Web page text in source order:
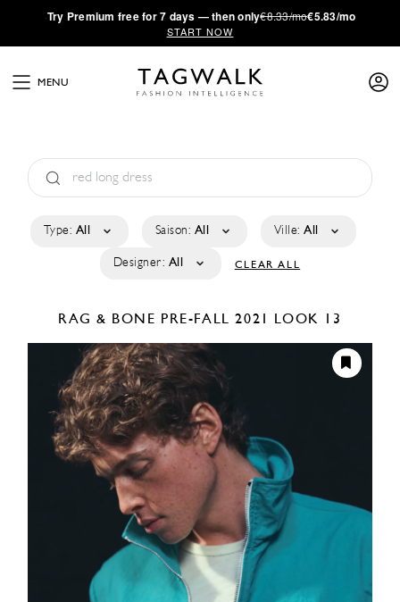
·Try Premium free for 7 days — then only€8.33/mo€5.83/mo
START NOW
MENU
Type: All Saison: All Ville: All
Designer: All CLEAR ALL
RAG & BONE PRE-FALL 2021 LOOK 13